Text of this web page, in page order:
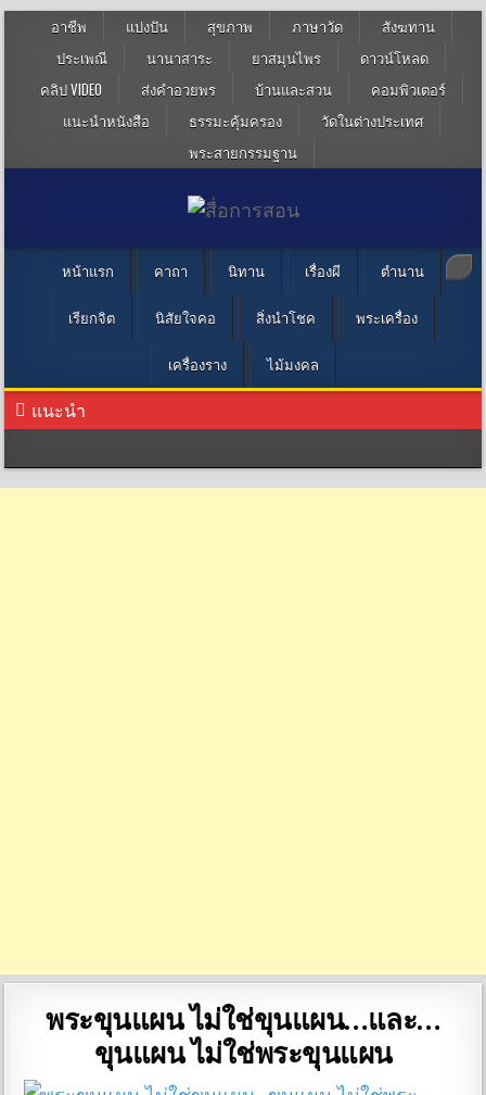
อาชีพ แบ่งปัน สุขภาพ ภาษาวัด
สังฆทาน
ประเพณี
นานาสาระ ยาสมุนไพร
ดาวน์โหลด
คลิป VIDEO
ส่งคำอวยพร บ้านและสวน
คอมพิวเตอร์
แนะนำหนังสือ
ธรรมะคุ้มครอง
วัดในต่างประเทศ
พระสายกรรมฐาน
หน้าแรก คาถา นิทาน เรื่องผี ตำนาน
เรียกจิต นิสัยใจคอ สิ่งนำโชค พระเครื่อง
เครื่องราง ไม้มงคล
แนะนำ
พระขุนแผน ไม่ใช่ขุนแผน…และ…
ขุนแผน ไม่ใช่พระขุนแผน